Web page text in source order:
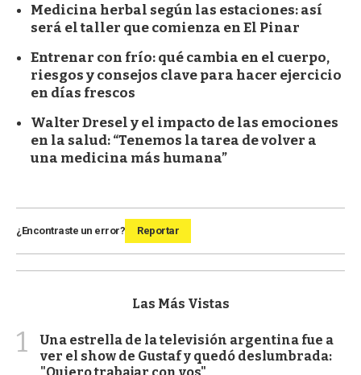
Medicina herbal según las estaciones: así
será el taller que comienza en El Pinar
Entrenar con frío: qué cambia en el cuerpo,
riesgos y consejos clave para hacer ejercicio
en días frescos
Walter Dresel y el impacto de las emociones
en la salud: “Tenemos la tarea de volver a
una medicina más humana”
¿Encontraste un error? Reportar
Las Más Vistas
1
Una estrella de la televisión argentina fue a
ver el show de Gustaf y quedó deslumbrada: